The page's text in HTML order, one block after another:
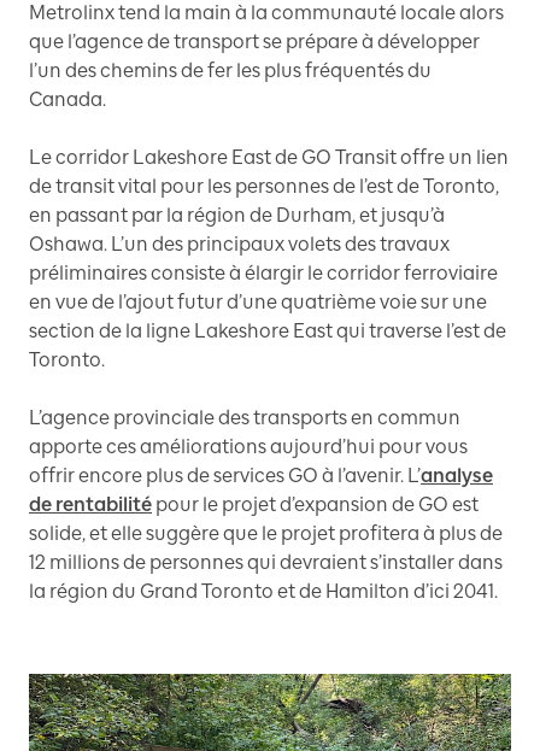
Metrolinx tend la main à la communauté locale alors
que l’agence de transport se prépare à développer
l’un des chemins de fer les plus fréquentés du
Canada.
Le corridor Lakeshore East de GO Transit offre un lien
de transit vital pour les personnes de l’est de Toronto,
en passant par la région de Durham, et jusqu’à
Oshawa. L’un des principaux volets des travaux
préliminaires consiste à élargir le corridor ferroviaire
en vue de l’ajout futur d’une quatrième voie sur une
section de la ligne Lakeshore East qui traverse l’est de
Toronto.
L’agence provinciale des transports en commun
apporte ces améliorations aujourd’hui pour vous
offrir encore plus de services GO à l’avenir. L’analyse
de rentabilité pour le projet d’expansion de GO est
solide, et elle suggère que le projet profitera à plus de
12 millions de personnes qui devraient s’installer dans
la région du Grand Toronto et de Hamilton d’ici 2041.